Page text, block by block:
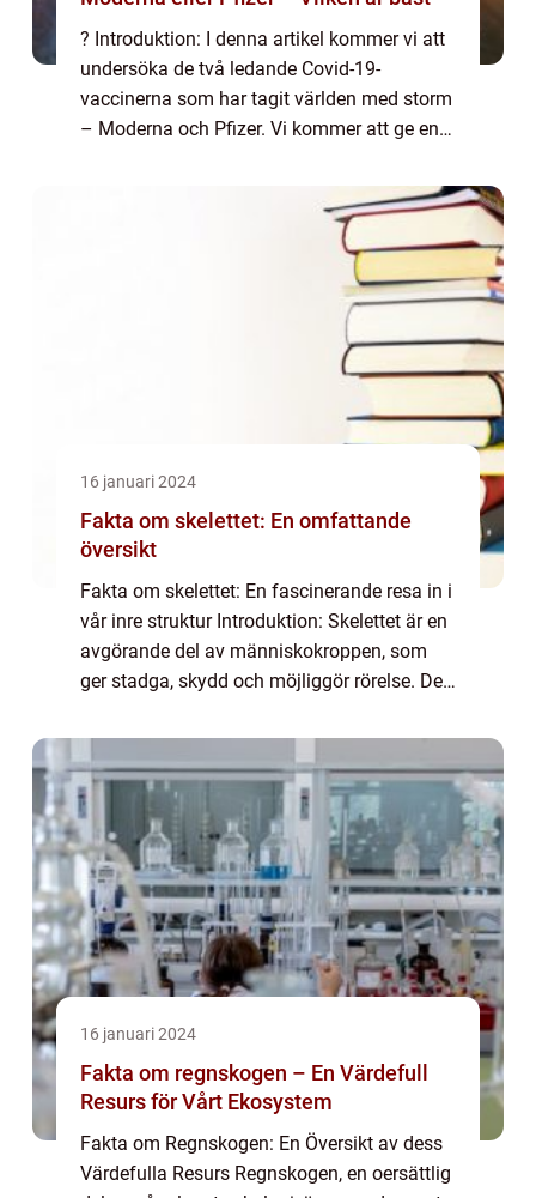
? Introduktion: I denna artikel kommer vi att
undersöka de två ledande Covid-19-
vaccinerna som har tagit världen med storm
– Moderna och Pfizer. Vi kommer att ge en
effektivitet samt diskutera deras f...
16 januari 2024
Fakta om skelettet: En omfattande
översikt
Fakta om skelettet: En fascinerande resa in i
vår inre struktur Introduktion: Skelettet är en
avgörande del av människokroppen, som
ger stadga, skydd och möjliggör rörelse. Det
brosk, som samverkar för att upp...
16 januari 2024
Fakta om regnskogen – En Värdefull
Resurs för Vårt Ekosystem
Fakta om Regnskogen: En Översikt av dess
Värdefulla Resurs Regnskogen, en oersättlig